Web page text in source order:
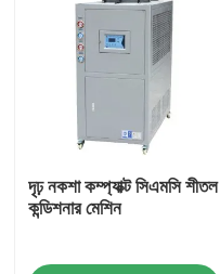
দৃঢ় নকশা কম্প্যাক্ট সিএমসি শীতল
কন্ডিশনার মেশিন